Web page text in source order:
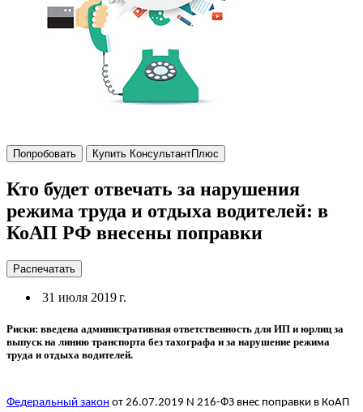
Попробовать Купить КонсультантПлюс
Кто будет отвечать за нарушения
режима труда и отдыха водителей: в
КоАП РФ внесены поправки
Распечатать
31 июля 2019 г.
Риски: введена административная ответственность для ИП и юрлиц за
выпуск на линию транспорта без тахографа и за нарушение режима
труда и отдыха водителей.
Федеральный закон от 26.07.2019 N 216-ФЗ внес поправки в КоАП